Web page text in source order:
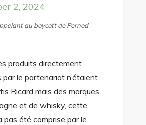
2, 2024
au boycott de Pernod
produits directement
par le partenariat n’étaient
Ricard mais des marques
et de whisky, cette
pas été comprise par le